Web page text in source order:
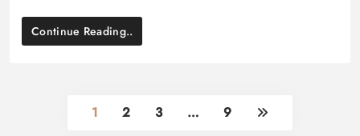
Continue Reading..
1 2 3 … 9